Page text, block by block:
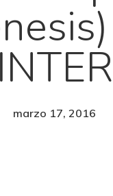
INTER
marzo 17, 2016